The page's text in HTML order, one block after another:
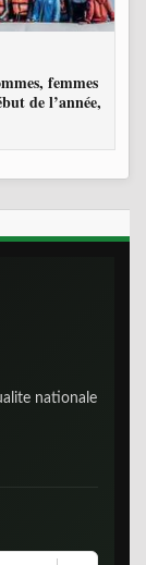
femmes
de l’année,
nationale